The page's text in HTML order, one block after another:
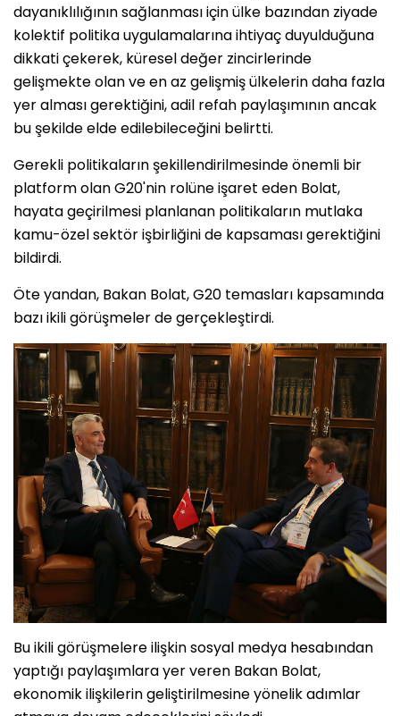
dayanıklılığının sağlanması için ülke bazından ziyade
kolektif politika uygulamalarına ihtiyaç duyulduğuna
dikkati çekerek, küresel değer zincirlerinde
gelişmekte olan ve en az gelişmiş ülkelerin daha fazla
yer alması gerektiğini, adil refah paylaşımının ancak
bu şekilde elde edilebileceğini belirtti.
Gerekli politikaların şekillendirilmesinde önemli bir
platform olan G20'nin rolüne işaret eden Bolat,
hayata geçirilmesi planlanan politikaların mutlaka
kamu-özel sektör işbirliğini de kapsaması gerektiğini
bildirdi.
Öte yandan, Bakan Bolat, G20 temasları kapsamında
bazı ikili görüşmeler de gerçekleştirdi.
Bu ikili görüşmelere ilişkin sosyal medya hesabından
yaptığı paylaşımlara yer veren Bakan Bolat,
ekonomik ilişkilerin geliştirilmesine yönelik adımlar